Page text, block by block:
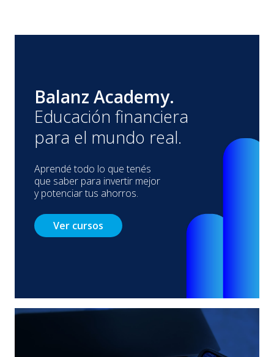
Balanz Academy.
Educación financiera
para el mundo real.
Aprendé todo lo que tenés
que saber para invertir mejor
y potenciar tus ahorros.
Ver cursos